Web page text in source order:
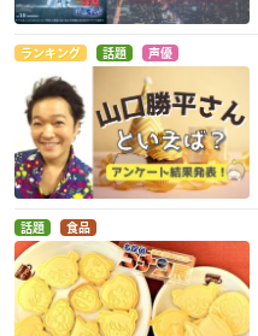
ランキング 話題 声優
話題 食品